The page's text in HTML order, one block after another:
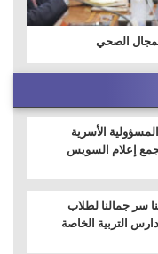
الصحي
الأسرية
إعلام السويس
سر جمالنا لطلاب
التربية الخاصة